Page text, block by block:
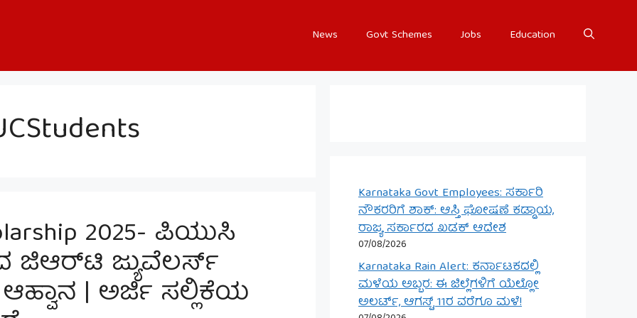
News Govt Schemes Jobs Education
2025- ಪಿಯುಸಿ
ಜಿಆರ್‌ಟಿ ಜ್ಯುವೆಲರ್ಸ್
| ಅರ್ಜಿ ಸಲ್ಲಿಕೆಯ
Karnataka Govt Employees: ಸರ್ಕಾರಿ
ನೌಕರರಿಗೆ ಶಾಕ್: ಆಸ್ತಿ ಘೋಷಣೆ ಕಡ್ಡಾಯ,
ರಾಜ್ಯ ಸರ್ಕಾರದ ಖಡಕ್ ಆದೇಶ
07/08/2026
Karnataka Rain Alert: ಕರ್ನಾಟಕದಲ್ಲಿ
ಮಳೆಯ ಅಬ್ಬರ: ಈ ಜಿಲ್ಲೆಗಳಿಗೆ ಯೆಲ್ಲೋ
ಅಲರ್ಟ್, ಆಗಸ್ಟ್ 11ರ ವರೆಗೂ ಮಳೆ!